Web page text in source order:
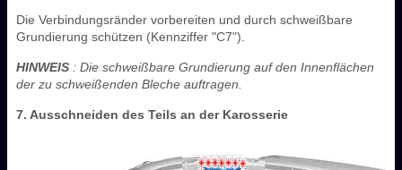
Die Verbindungsränder vorbereiten und durch schweißbare
Grundierung schützen (Kennziffer "C7").
HINWEIS : Die schweißbare Grundierung auf den Innenflächen
der zu schweißenden Bleche auftragen.
7. Ausschneiden des Teils an der Karosserie